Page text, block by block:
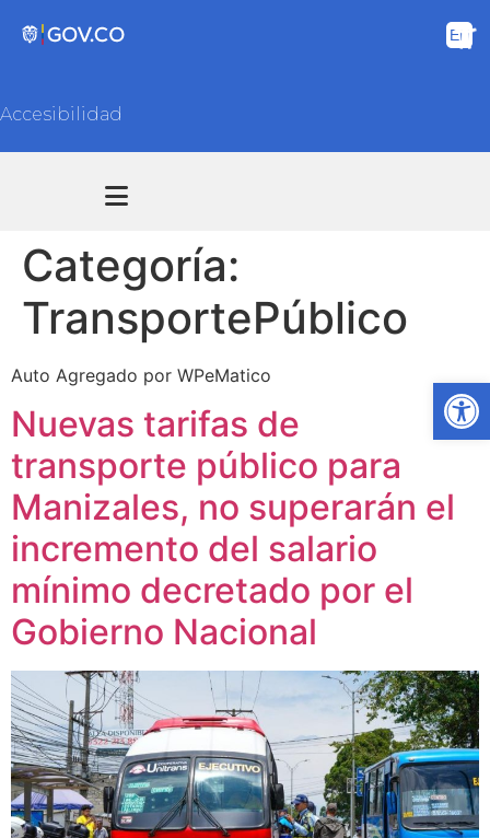
Accesibilidad
Categoría:
TransportePúblico
Auto Agregado por WPeMatico
Nuevas tarifas de
transporte público para
Manizales, no superarán el
incremento del salario
mínimo decretado por el
Gobierno Nacional